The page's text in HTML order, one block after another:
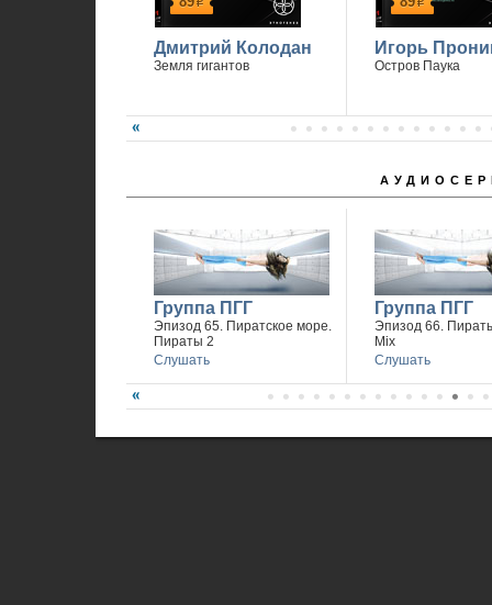
р
Дмитрий Колодан
Земля гигантов
р
Игорь
Остров Паука
Группа ПГГ
Эпизод 65. Пиратское море.
Пираты 2
Слушать
Группа ПГГ
Эпизод 66.
Mix
Слушать